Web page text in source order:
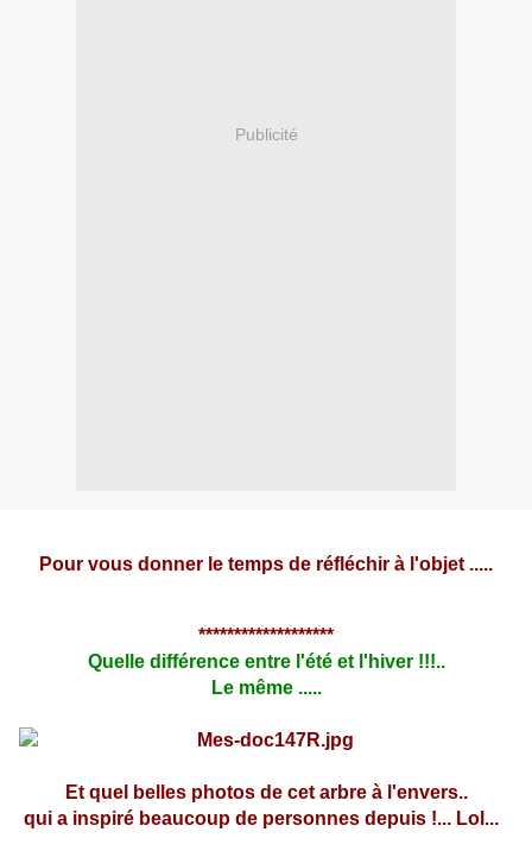
Publicité
Pour vous donner le temps de réfléchir à l'objet .....
*******************
Quelle différence entre l'été et l'hiver !!!..
Le même .....
Et quel belles photos de cet arbre à l'envers..
qui a inspiré beaucoup de personnes depuis !... Lol...